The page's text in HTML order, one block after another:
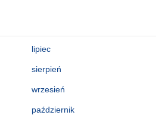
lipiec
sierpień
wrzesień
październik